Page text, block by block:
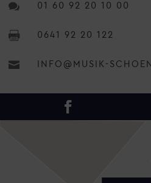
 01 60 92 20 10 00
 0641 92 20 122
 INFO@MUSIK-